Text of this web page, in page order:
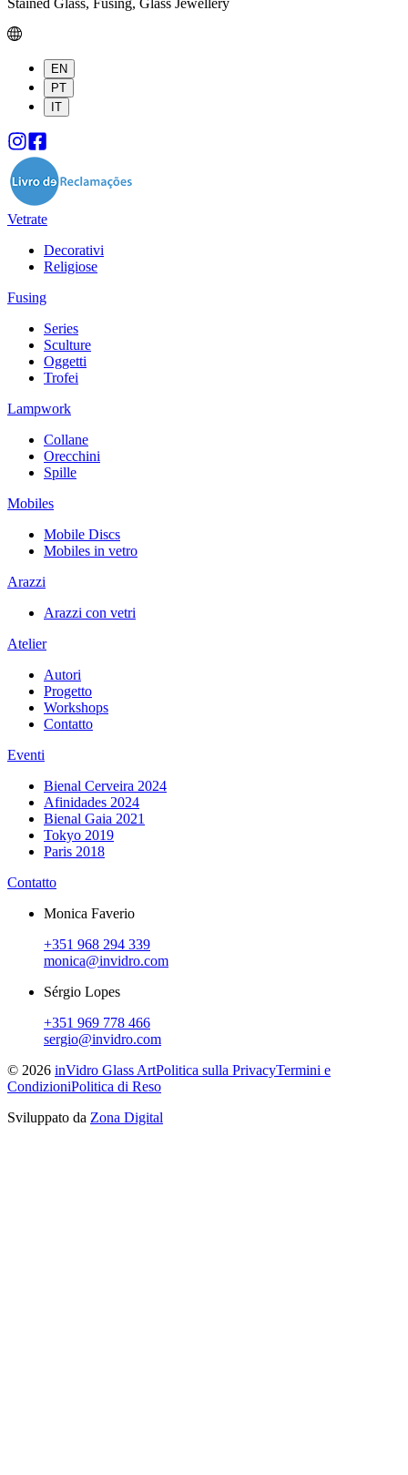
Stained Glass, Fusing, Glass Jewellery
EN
PT
IT
Vetrate
Decorativi
Religiose
Fusing
Series
Sculture
Oggetti
Trofei
Lampwork
Collane
Orecchini
Spille
Mobiles
Mobile Discs
Mobiles in vetro
Arazzi
Arazzi con vetri
Atelier
Autori
Progetto
Workshops
Contatto
Eventi
Bienal Cerveira 2024
Afinidades 2024
Bienal Gaia 2021
Tokyo 2019
Paris 2018
Contatto
Monica Faverio
+351 968 294 339
monica@invidro.com
Sérgio Lopes
+351 969 778 466
sergio@invidro.com
© 2026 inVidro Glass ArtPolitica sulla PrivacyTermini e
CondizioniPolitica di Reso
Sviluppato da Zona Digital